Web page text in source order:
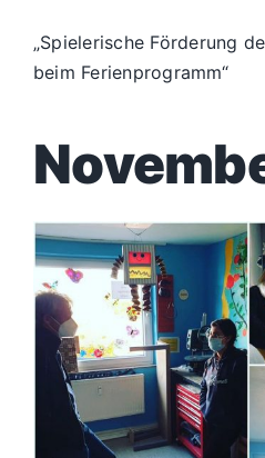
„Spielerische Förderung
beim Ferienprogramm“